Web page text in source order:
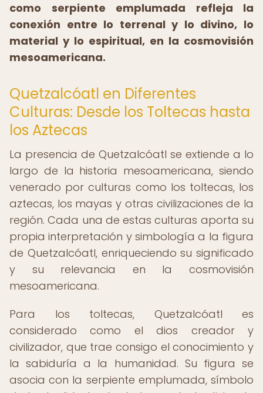
como serpiente emplumada refleja la
conexión entre lo terrenal y lo divino, lo
material y lo espiritual, en la cosmovisión
mesoamericana.
Quetzalcóatl en Diferentes
Culturas: Desde los Toltecas hasta
los Aztecas
La presencia de Quetzalcóatl se extiende a lo
largo de la historia mesoamericana, siendo
venerado por culturas como los toltecas, los
aztecas, los mayas y otras civilizaciones de la
región. Cada una de estas culturas aporta su
propia interpretación y simbología a la figura
de Quetzalcóatl, enriqueciendo su significado
y su relevancia en la cosmovisión
mesoamericana.
Para los toltecas, Quetzalcóatl es
considerado como el dios creador y
civilizador, que trae consigo el conocimiento y
la sabiduría a la humanidad. Su figura se
asocia con la serpiente emplumada, símbolo